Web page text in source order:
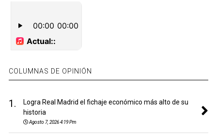
COLUMNAS DE OPINIÓN
1.
Logra Real Madrid el fichaje económico más alto de su
historia
Agosto 7, 2026 4:19 Pm